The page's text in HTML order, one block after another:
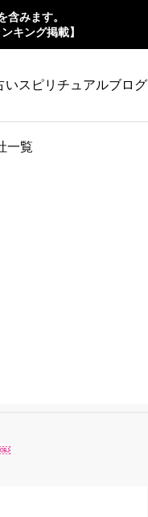
含みます。
キング掲載】
いスピリチュアルブログ
一覧